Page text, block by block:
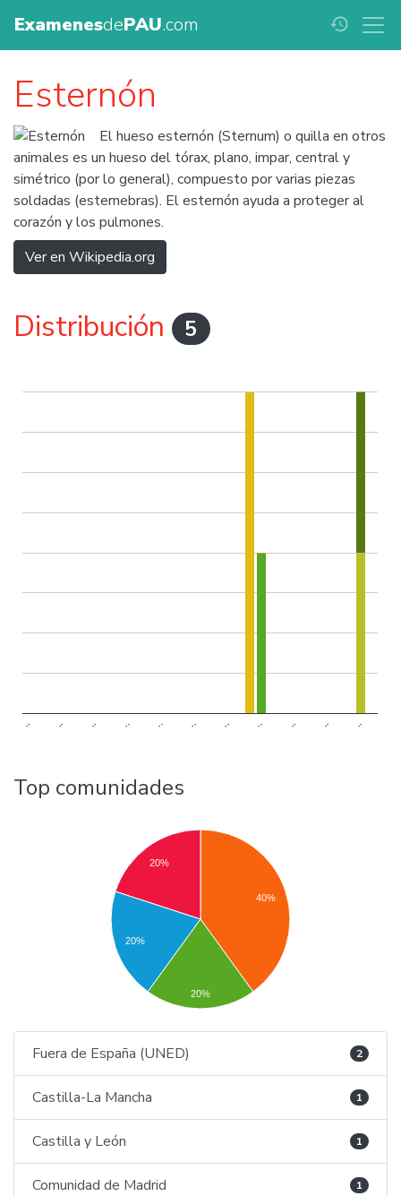
ExamenesdePAU.com history
Esternón
El hueso esternón (Sternum) o quilla en otros
animales es un hueso del tórax, plano, impar, central y
simétrico (por lo general), compuesto por varias piezas
soldadas (esternebras). El esternón ayuda a proteger al
corazón y los pulmones.
Ver en Wikipedia.org
Distribución 5
.. .. .. .. .. .. .. .. .. .. ..
Top comunidades
40%
20%
20%
20%
Fuera de España (UNED) 2
Castilla-La Mancha 1
Castilla y León 1
Comunidad de Madrid 1